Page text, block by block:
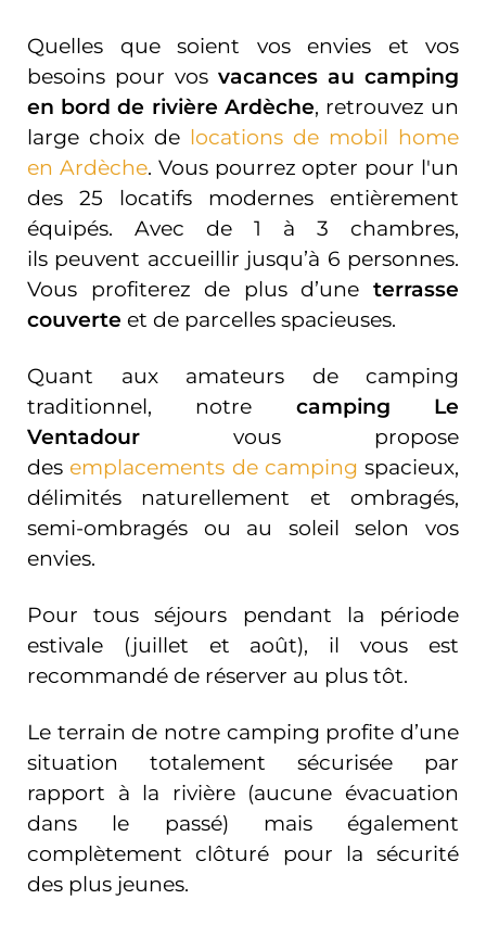
Quelles que soient vos envies et vos
besoins pour vos vacances au camping
en bord de rivière Ardèche, retrouvez un
large choix de locations de mobil home
en Ardèche. Vous pourrez opter pour l'un
des 25 locatifs modernes
entièrement
équipés. Avec de 1 à 3 chambres,
ils peuvent accueillir jusqu’à 6 personnes.
Vous profiterez de plus d’une terrasse
couverte et de parcelles spacieuses.
Quant aux amateurs de camping
traditionnel, notre camping Le
Ventadour vous propose
des emplacements de camping spacieux,
délimités naturellement et ombragés,
semi-ombragés ou au soleil selon vos
envies.
Pour tous séjours pendant la période
estivale (juillet et août), il vous est
recommandé de réserver au plus tôt.
Le terrain de notre camping profite d’une
situation totalement sécurisée par
rapport à la rivière (aucune évacuation
dans le passé) mais également
complètement clôturé pour la sécurité
des plus jeunes.